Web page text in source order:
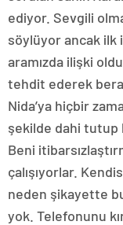
ediyor. Sevgili
söylüyor ancak ilk
aramızda ilişki
tehdit ederek
Nida’ya hiçbir
şekilde dahi tutup
Beni
çalışıyorlar.
neden şikayette
yok. Telefonunu